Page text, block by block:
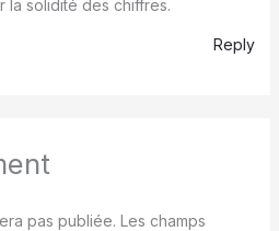
la solidité des chiffres.
Reply
pas publiée. Les champs